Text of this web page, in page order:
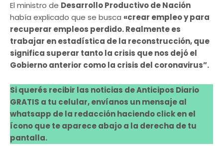
El ministro de Desarrollo Productivo de Nación
había explicado que se busca «crear empleo y para
recuperar empleos perdido. Realmente es
trabajar en estadística de la reconstrucción, que
significa superar tanto la crisis que nos dejó el
Gobierno anterior como la crisis del coronavirus”.
Si querés recibir las noticias de Anticipos Diario
GRATIS a tu celular, envíanos un mensaje al
whatsapp de la redacción haciendo click en el
ícono que te aparece abajo a la derecha de tu
pantalla.